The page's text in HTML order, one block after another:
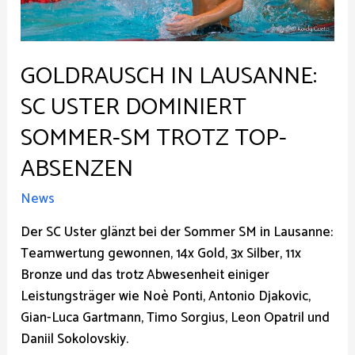
GOLDRAUSCH IN LAUSANNE:
SC USTER DOMINIERT
SOMMER-SM TROTZ TOP-
ABSENZEN
News
Der SC Uster glänzt bei der Sommer SM in Lausanne:
Teamwertung gewonnen, 14x Gold, 3x Silber, 11x
Bronze und das trotz Abwesenheit einiger
Leistungsträger wie Noè Ponti, Antonio Djakovic,
Gian-Luca Gartmann, Timo Sorgius, Leon Opatril und
Daniil Sokolovskiy.